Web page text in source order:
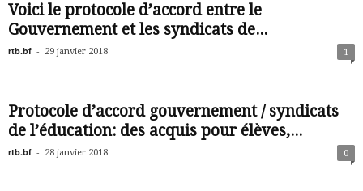
Voici le protocole d’accord entre le
Gouvernement et les syndicats de...
rtb.bf - 29 janvier 2018 1
Protocole d’accord gouvernement / syndicats
de l’éducation: des acquis pour élèves,...
rtb.bf - 28 janvier 2018 0